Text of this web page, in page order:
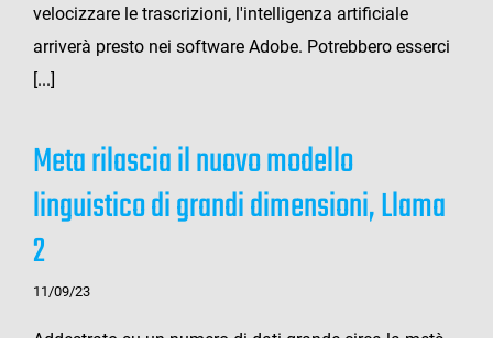
velocizzare le trascrizioni, l'intelligenza artificiale
arriverà presto nei software Adobe. Potrebbero esserci
[...]
Meta rilascia il nuovo modello
linguistico di grandi dimensioni, Llama
2
11/09/23